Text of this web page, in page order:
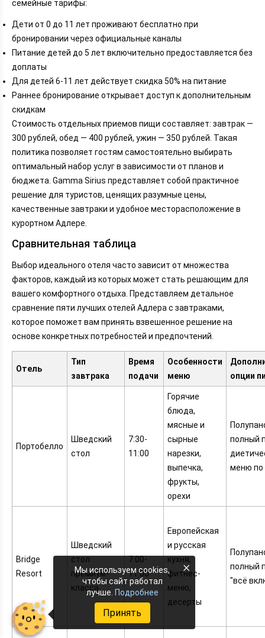
семейные тарифы:
Дети от 0 до 11 лет проживают бесплатно при
бронировании через официальные каналы
Питание детей до 5 лет включительно предоставляется без
доплаты
Для детей 6-11 лет действует скидка 50% на питание
Раннее бронирование открывает доступ к дополнительным
скидкам
Стоимость отдельных приемов пищи составляет: завтрак —
300 рублей, обед — 400 рублей, ужин — 350 рублей. Такая
политика позволяет гостям самостоятельно выбирать
оптимальный набор услуг в зависимости от планов и
бюджета. Gamma Sirius представляет собой практичное
решение для туристов, ценящих разумные цены,
качественные завтраки и удобное месторасположение в
курортном Адлере.
Сравнительная таблица
Выбор идеального отеля часто зависит от множества
факторов, каждый из которых может стать решающим для
вашего комфортного отдыха. Представляем детальное
сравнение пяти лучших отелей Адлера с завтраками,
которое поможет вам принять взвешенное решение на
основе конкретных потребностей и предпочтений.
Отель
Тип
завтрака
Время
подачи
Особенности
меню
опции
Портобелло
Шведский
стол
7:30-
11:00
Горячие
блюда,
мясные и
сырные
нарезки,
выпечка,
фрукты,
орехи
полный
меню по
Bridge
Resort
Шведский
стол
премиум-
класса
7:00-
11:00
Европейская
и русская
кухня,
фитнес-
меню,
десерты
полный
"всё
Мы используем cookies,
чтобы сайт работал
лучше. Подробнее
×
Принять